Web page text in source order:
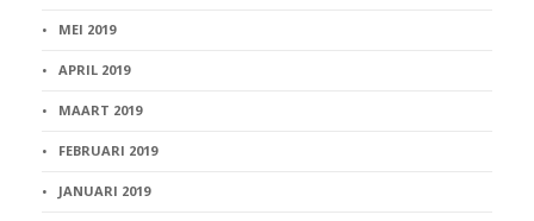
MEI 2019
APRIL 2019
MAART 2019
FEBRUARI 2019
JANUARI 2019